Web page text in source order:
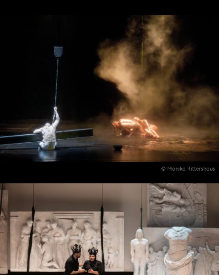
© Monika Rittershaus